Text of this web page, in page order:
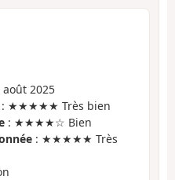
août 2025
: ★★★★★ Très bien
: ★★★★☆ Bien
: ★★★★★ Très